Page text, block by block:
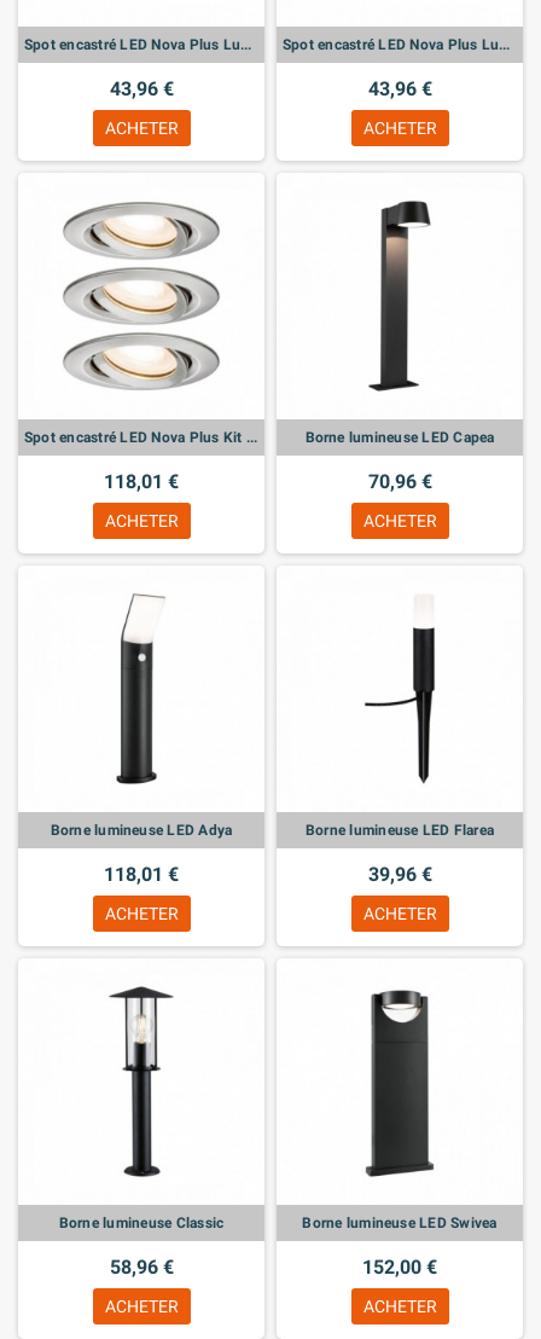
Spot encastré LED Nova Plus Luminaire individuel orientable
43,96 €
ACHETER
Spot encastré LED Nova Plus Luminaire individuel orientable
43,96 €
ACHETER
Spot encastré LED Nova Plus Kit de base orientable
118,01 €
ACHETER
Borne lumineuse LED Capea
70,96 €
ACHETER
Borne lumineuse LED Adya
118,01 €
ACHETER
Borne lumineuse LED Flarea
39,96 €
ACHETER
Borne lumineuse Classic
58,96 €
ACHETER
Borne lumineuse LED Swivea
152,00 €
ACHETER